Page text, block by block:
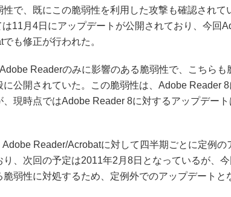
性で、既にこの脆弱性を利用した攻撃も確認されて
は11月4日にアップデートが公開されており、今回
も修正が行われた。
Readerのみに影響のある脆弱性で、こちらも
に公開されていた。この脆弱性は、Adobe Reader
、現時点ではAdobe Reader 8に対するアップデー
Reader/Acrobatに対して四半期ごとに定例の
り、次回の予定は2011年2月8日となっているが、
弱性に対処するため、定例外でのアップデートと